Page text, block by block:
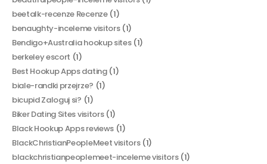
beetalk-recenze Recenze(1)
benaughty-inceleme visitors(1)
Bendigo+Australia hookup sites(1)
berkeley escort (1)
Best Hookup Apps dating(1)
biale-randki przejrze? (1)
bicupid Zaloguj si? (1)
Biker Dating Sites visitors(1)
Black Hookup Apps reviews(1)
BlackChristianPeopleMeet visitors(1)
blackchristianpeoplemeet-inceleme visitors(1)